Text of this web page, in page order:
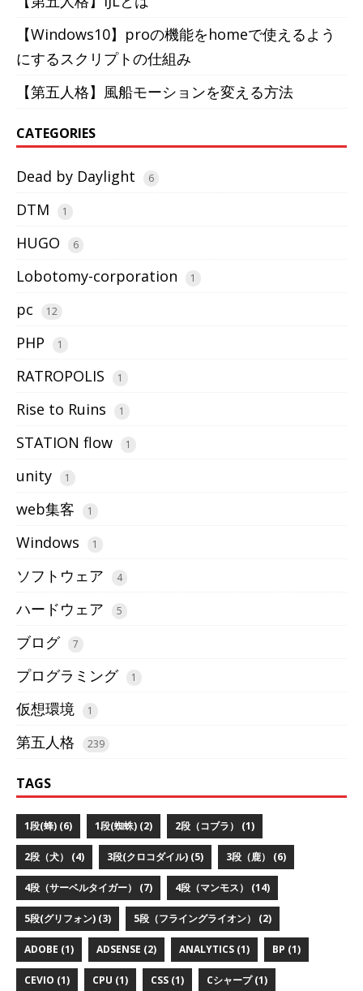
【Windows10】proの機能をhomeで使えるよう
にするスクリプトの仕組み
【第五人格】風船モーションを変える方法
CATEGORIES
Dead by Daylight 6
DTM 1
HUGO 6
Lobotomy-corporation 1
pc 12
PHP 1
RATROPOLIS 1
Rise to Ruins 1
STATION flow 1
unity 1
web集客 1
Windows 1
ソフトウェア 4
ハードウェア 5
ブログ 7
プログラミング 1
仮想環境 1
第五人格 239
TAGS
1段(蜂) (6) 1段(蜘蛛) (2) 2段（コブラ） (1)
2段（犬） (4) 3段(クロコダイル) (5) 3段（鹿） (6)
4段（サーベルタイガー） (7) 4段（マンモス） (14)
5段(グリフォン) (3) 5段（フライングライオン） (2)
ADOBE (1) ADSENSE (2) ANALYTICS (1) BP (1)
CEVIO (1) CPU (1) CSS (1) Cシャープ (1)